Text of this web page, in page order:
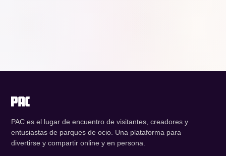
PAC es el lugar de encuentro de visitantes, creadores y
entusiastas de parques de ocio. Una plataforma para
divertirse y compartir online y en persona.